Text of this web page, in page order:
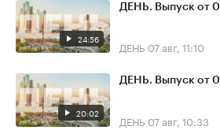
24:56
ДЕНЬ. Выпуск от
ДЕНЬ 07 авг, 11:10
20:02
ДЕНЬ. Выпуск от
ДЕНЬ 07 авг, 10:33